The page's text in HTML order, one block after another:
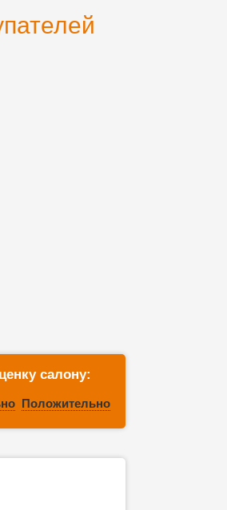
салону:
Положительно